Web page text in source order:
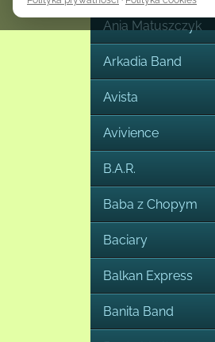
zmienić lub wycofać poprzez link do
Szczegółowe informacje o celach
odbiorcach danych oraz czasie ich
prywatności i polityce cookies.
Ania Matuszczyk
Arkadia Band
Avista
Avivience
B.A.R.
Baba z Chopym
Baciary
Balkan Express
Banita Band